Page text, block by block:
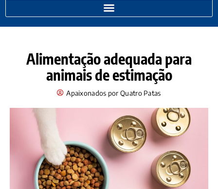
Alimentação adequada para
animais de estimação
Apaixonados por Quatro Patas